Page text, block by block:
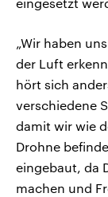
eingesetzt
„Wir haben
der Luft
hört sich
verschiedene
damit wir wie
Drohne
eingebaut, da
machen und